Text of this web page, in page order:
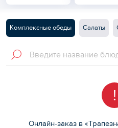
Комплексные обеды Салаты
!
Онлайн-заказ в